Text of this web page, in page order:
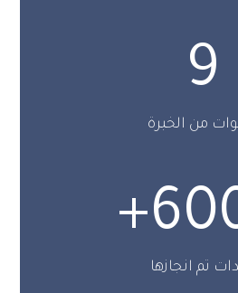
9
من الخبرة
+
تم انجازها